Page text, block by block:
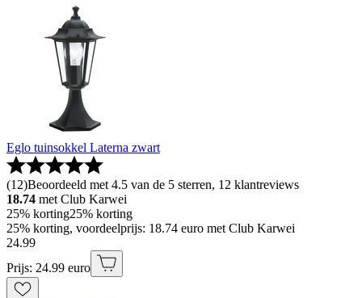
Eglo tuinsokkel Laterna zwart
(12)Beoordeeld met 4.5 van de 5 sterren, 12 klantreviews
18.74 met Club Karwei
25% korting25% korting
25% korting, voordeelprijs: 18.74 euro met Club Karwei
24.99
Prijs: 24.99 euro